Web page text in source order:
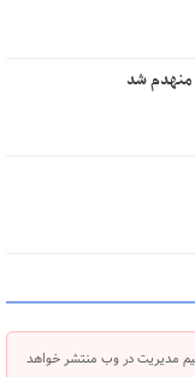
منهدم شد
مدیریت در وب منتشر خواهد